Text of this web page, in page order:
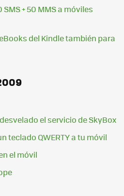
+ 50 MMS a móviles
del Kindle también para
el servicio de SkyBox
teclado QWERTY a tu móvil
el móvil